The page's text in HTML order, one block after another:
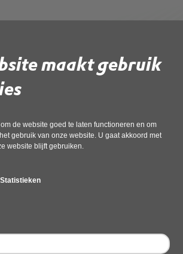
maakt gebruik
de website goed te laten functioneren en om
gebruik van onze website. U gaat akkoord met
website blijft gebruiken.
Statistieken
Hoorn